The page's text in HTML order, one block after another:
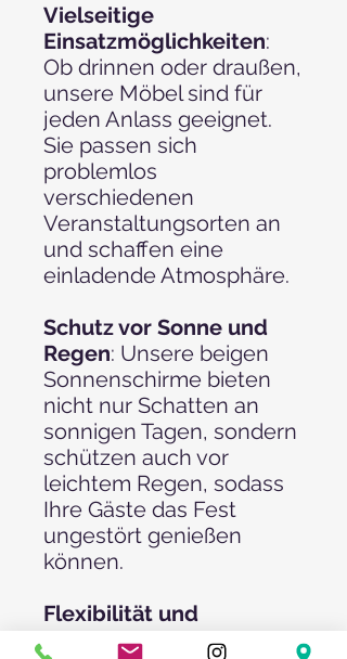
Vielseitige
Einsatzmöglichkeiten:
Ob drinnen oder draußen,
unsere Möbel sind für
jeden Anlass geeignet.
Sie passen sich
problemlos
verschiedenen
Veranstaltungsorten an
und schaffen eine
einladende Atmosphäre.
Schutz vor Sonne und
Regen: Unsere beigen
Sonnenschirme bieten
nicht nur Schatten an
sonnigen Tagen, sondern
schützen auch vor
leichtem Regen, sodass
Ihre Gäste das Fest
ungestört genießen
können.
Flexibilität und
Anpassungsfähigkeit
: Mit